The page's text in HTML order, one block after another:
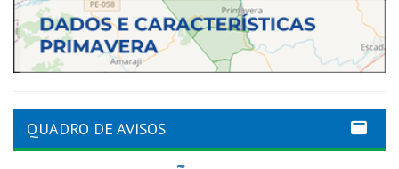
QUADRO DE AVISOS